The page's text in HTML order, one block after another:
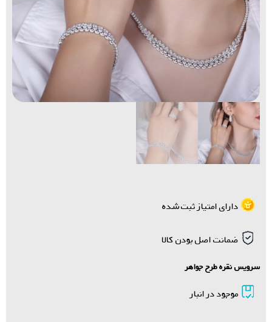
دارای امتیاز ثبت شده
ضمانت اصل بودن کالا
سرویس نقره طرح جواهر
موجود در انبار